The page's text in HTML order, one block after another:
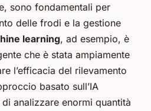
sono fondamentali per
delle frodi e la gestione
learning, ad esempio, è
che è stata ampiamente
l’efficacia del rilevamento
basato sull’IA
analizzare enormi quantità